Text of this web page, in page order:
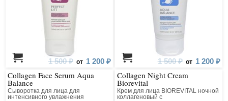
1 500 ₽ от 1 200 ₽ 1 500 ₽ от 1 200 ₽
Collagen Face Serum Aqua
Balance
Сыворотка для лица для
интенсивного увлажнения
Collagen Night Cream
Biorevital
Крем для лица BIOREVITAL ночной
коллагеновый с